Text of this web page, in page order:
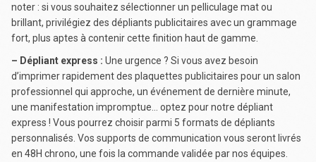
noter : si vous souhaitez sélectionner un pelliculage mat ou
brillant, privilégiez des dépliants publicitaires avec un grammage
fort, plus aptes à contenir cette finition haut de gamme.
– Dépliant express : Une urgence ? Si vous avez besoin
d’imprimer rapidement des plaquettes publicitaires pour un salon
professionnel qui approche, un événement de dernière minute,
une manifestation impromptue… optez pour notre dépliant
express ! Vous pourrez choisir parmi 5 formats de dépliants
personnalisés. Vos supports de communication vous seront livrés
en 48H chrono, une fois la commande validée par nos équipes.